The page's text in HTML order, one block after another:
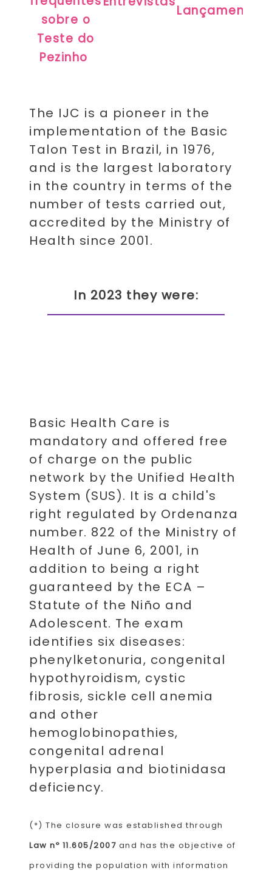
sobre o
Teste do
Pezinho
Lançamento
The IJC is a pioneer in the
implementation of the Basic
Talon Test in Brazil, in 1976,
and is the largest laboratory
in the country in terms of the
number of tests carried out,
accredited by the Ministry of
Health since 2001.
In 2023 they were:
Basic Health Care is
mandatory and offered free
of charge on the public
network by the Unified Health
System (SUS). It is a child's
right regulated by Ordenanza
number. 822 of the Ministry of
Health of June 6, 2001, in
addition to being a right
guaranteed by the ECA –
Statute of the Niño and
Adolescent. The exam
identifies six diseases:
phenylketonuria, congenital
hypothyroidism, cystic
fibrosis, sickle cell anemia
and other
hemoglobinopathies,
congenital adrenal
hyperplasia and biotinidasa
deficiency.
(*) The closure was established through
Law nº 11.605/2007 and has the objective of
providing the population with information